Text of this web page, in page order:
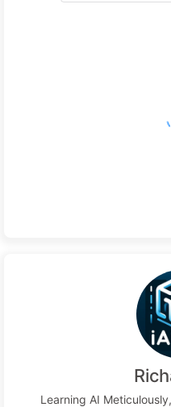
Learning AI